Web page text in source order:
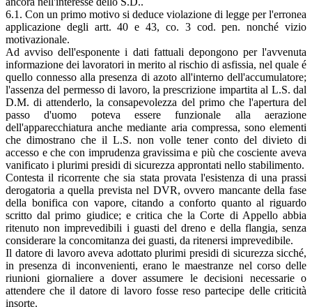
6.1. Con un primo motivo si deduce violazione di legge per l'erronea
applicazione degli artt. 40 e 43, co. 3 cod. pen. nonché vizio
motivazionale.
Ad avviso dell'esponente i dati fattuali depongono per l'avvenuta
informazione dei lavoratori in merito al rischio di asfissia, nel quale é
quello connesso alla presenza di azoto all'interno dell'accumulatore;
l'assenza del permesso di lavoro, la prescrizione impartita al L.S. dal
D.M. di attenderlo, la consapevolezza del primo che l'apertura del
passo d'uomo poteva essere funzionale alla aerazione
dell'apparecchiatura anche mediante aria compressa, sono elementi
che dimostrano che il L.S. non volle tener conto del divieto di
accesso e che con imprudenza gravissima e più che cosciente aveva
vanificato i plurimi presidi di sicurezza approntati nello stabilimento.
Contesta il ricorrente che sia stata provata l'esistenza di una prassi
derogatoria a quella prevista nel DVR, ovvero mancante della fase
della bonifica con vapore, citando a conforto quanto al riguardo
scritto dal primo giudice; e critica che la Corte di Appello abbia
ritenuto non imprevedibili i guasti del dreno e della flangia, senza
considerare la concomitanza dei guasti, da ritenersi imprevedibile.
Il datore di lavoro aveva adottato plurimi presidi di sicurezza sicché,
in presenza di inconvenienti, erano le maestranze nel corso delle
riunioni giornaliere a dover assumere le decisioni necessarie o
attendere che il datore di lavoro fosse reso partecipe delle criticità
insorte.